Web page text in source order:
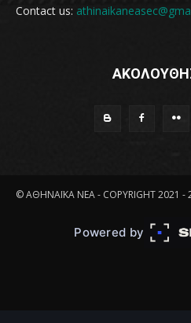
Contact us:
© ΑΘΗΝΑΪΚΑ ΝΕΑ - COPYRIGHT 2021
Powered by